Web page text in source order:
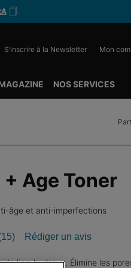
S’inscrire à la Newsletter Mon
NOS SERVICES
Age Toner
âge et anti-imperfections
Rédiger un avis
lipo-hydroxy. Élimine les